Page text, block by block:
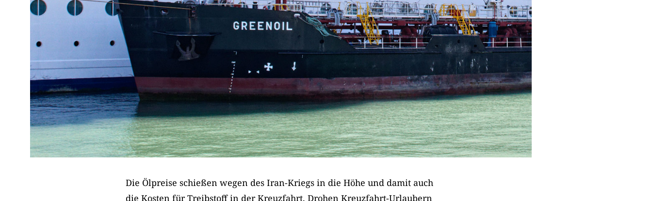
Die Ölpreise schießen wegen des Iran-Kriegs in die Höhe und damit auch
die Kosten für Treibstoff in der Kreuzfahrt. Drohen Kreuzfahrt-Urlaubern